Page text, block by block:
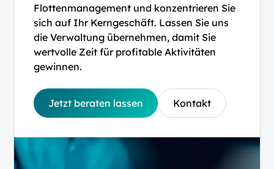
Flottenmanagement und konzentrieren Sie
sich auf Ihr Kerngeschäft. Lassen Sie uns
die Verwaltung übernehmen, damit Sie
wertvolle Zeit für profitable Aktivitäten
gewinnen.
Jetzt beraten lassen Kontakt